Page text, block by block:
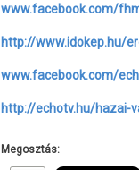
www.facebook.com/
http://www.idokep.hu/
www.facebook.com/
http://echotv.hu/hazai-
Megosztás: